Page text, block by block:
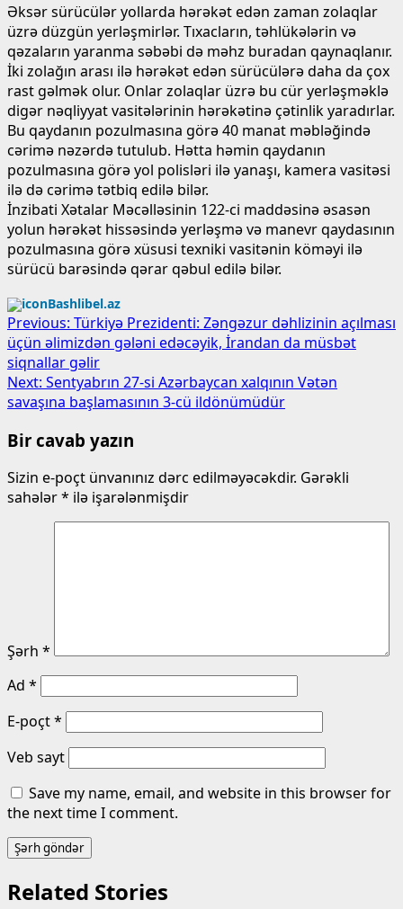
Əksər sürücülər yollarda hərəkət edən zaman zolaqlar
üzrə düzgün yerləşmirlər. Tıxacların, təhlükələrin və
qəzaların yaranma səbəbi də məhz buradan qaynaqlanır.
İki zolağın arası ilə hərəkət edən sürücülərə daha da çox
rast gəlmək olur. Onlar zolaqlar üzrə bu cür yerləşməklə
digər nəqliyyat vasitələrinin hərəkətinə çətinlik yaradırlar.
Bu qaydanın pozulmasına görə 40 manat məbləğində
cərimə nəzərdə tutulub. Hətta həmin qaydanın
pozulmasına görə yol polisləri ilə yanaşı, kamera vasitəsi
ilə də cərimə tətbiq edilə bilər.
İnzibati Xətalar Məcəlləsinin 122-ci maddəsinə əsasən
yolun hərəkət hissəsində yerləşmə və manevr qaydasının
pozulmasına görə xüsusi texniki vasitənin köməyi ilə
sürücü barəsində qərar qəbul edilə bilər.
Bashlibel.az
Post
navigation
Previous: Türkiyə Prezidenti: Zəngəzur dəhlizinin açılması
üçün əlimizdən gələni edəcəyik, İrandan da müsbət
siqnallar gəlir
Next: Sentyabrın 27-si Azərbaycan xalqının Vətən
savaşına başlamasının 3-cü ildönümüdür
Bir cavab yazın
Sizin e-poçt ünvanınız dərc edilməyəcəkdir. Gərəkli
sahələr* ilə işarələnmişdir
Şərh *
Ad *
E-poçt*
Veb sayt
Save my name, email, and website in this browser for
the next time I comment.
Related Stories